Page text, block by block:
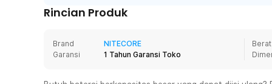
Senin -
Senin - Jumat
Rincian Produk
Brand
NITECORE
Garansi
1 Tahun Garansi Toko